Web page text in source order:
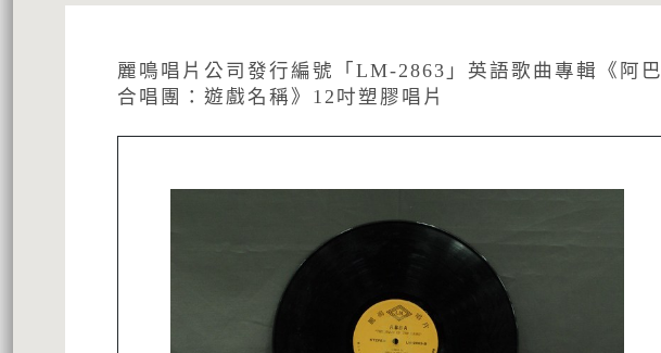
麗鳴唱片公司發行編號「LM-2863」英語歌曲專輯《阿巴
合唱團：遊戲名稱》12吋塑膠唱片